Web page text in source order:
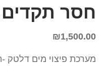
חסר
₪1,500.00
מערכת פיצוי מים דלטק